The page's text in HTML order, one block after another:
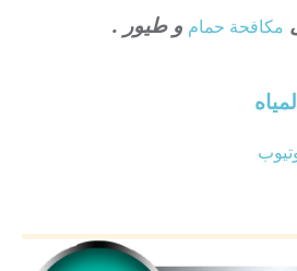
مكافحة حمام و طيور .